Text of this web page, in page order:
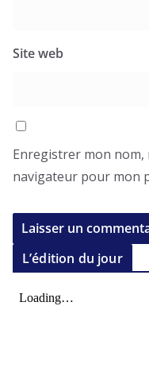
Site web
Enregistrer mon nom,
navigateur pour mon
L’édition du jour